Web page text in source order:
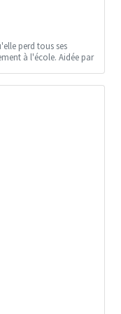
perd tous ses
à l'école. Aidée par